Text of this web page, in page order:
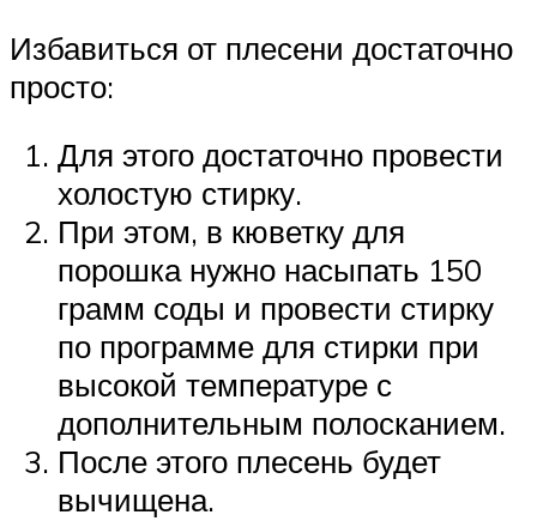
Избавиться от плесени достаточно
просто:
Для этого достаточно провести
холостую стирку.
При этом, в кюветку для
порошка нужно насыпать 150
грамм соды и провести стирку
по программе для стирки при
высокой температуре с
дополнительным полосканием.
После этого плесень будет
вычищена.